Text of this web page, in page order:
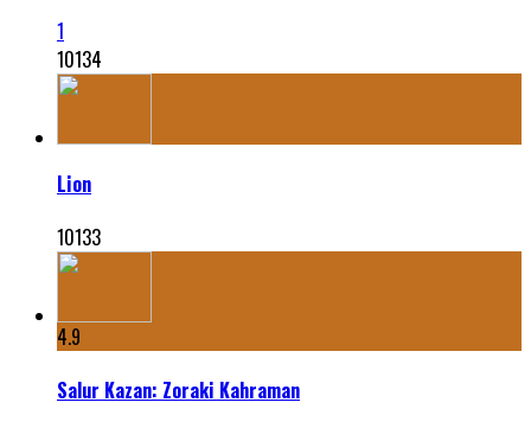
1
10134
Lion
10133
4.9
Salur Kazan: Zoraki Kahraman